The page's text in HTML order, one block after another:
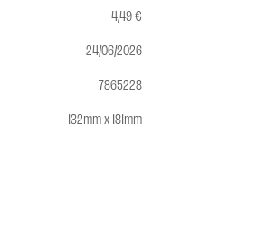
4,49 €
24/06/2026
7865228
132mm x 181mm